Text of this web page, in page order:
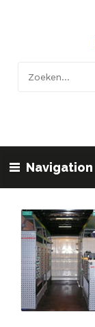
Navigation